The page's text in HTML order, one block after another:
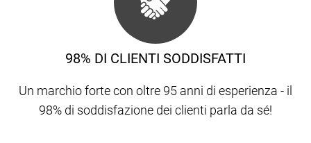
98% DI CLIENTI SODDISFATTI
Un marchio forte con oltre 95 anni di esperienza - il
98% di soddisfazione dei clienti parla da sé!